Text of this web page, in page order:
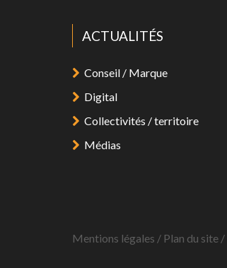
ACTUALITÉS
Conseil / Marque
Digital
Collectivités / territoire
Médias
Mentions légales / Plan du site /